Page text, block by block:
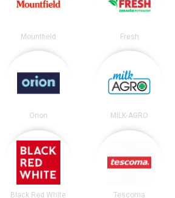
Mountfield Fresh
Orion MILK-AGRO
Black Red White Tescoma